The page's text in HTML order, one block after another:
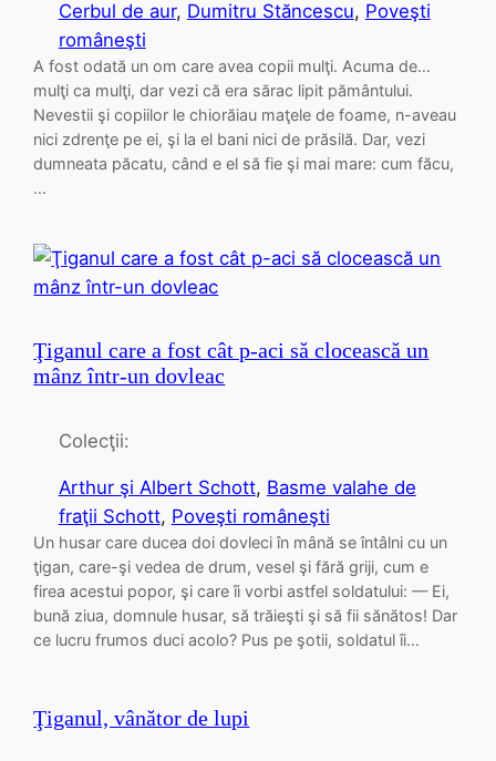
Cerbul de aur, Dumitru Stăncescu, Poveşti
româneşti
A fost odată un om care avea copii mulţi. Acuma de…
mulţi ca mulţi, dar vezi că era sărac lipit pământului.
Nevestii şi copiilor le chiorăiau maţele de foame, n-aveau
nici zdrenţe pe ei, şi la el bani nici de prăsilă. Dar, vezi
dumneata păcatu, când e el să fie şi mai mare: cum făcu,
…
Ţiganul care a fost cât p-aci să clocească un
mânz într-un dovleac
Colecţii:
Arthur şi Albert Schott, Basme valahe de
fraţii Schott, Poveşti româneşti
Un husar care ducea doi dovleci în mână se întâlni cu un
ţigan, care-şi vedea de drum, vesel şi fără griji, cum e
firea acestui popor, şi care îi vorbi astfel soldatului: — Ei,
bună ziua, domnule husar, să trăieşti şi să fii sănătos! Dar
ce lucru frumos duci acolo? Pus pe şotii, soldatul îi…
Ţiganul, vânător de lupi